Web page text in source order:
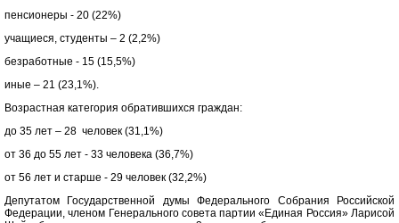
пенсионеры - 20 (22%)
учащиеся, студенты – 2 (2,2%)
безработные - 15 (15,5%)
иные – 21 (23,1%).
Возрастная категория обратившихся граждан:
до 35 лет – 28 человек (31,1%)
от 36 до 55 лет - 33 человека (36,7%)
от 56 лет и старше - 29 человек (32,2%)
Депутатом Государственной думы Федерального Собрания Российской
Федерации, членом Генерального совета партии «Единая Россия» Ларисой